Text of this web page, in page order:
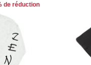
de réduction